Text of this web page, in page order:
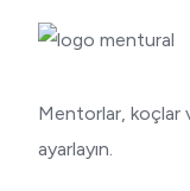
Mentorlar, koçlar
ayarlayın.